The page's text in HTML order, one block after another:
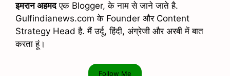
इमरान अहमदएक Blogger, के नाम से जाने जाते है.
Gulfindianews.com के Founder और Content
Strategy Head है. मैं उर्दू, हिंदी, अंग्रेजी और अरबी में बात
करता हूं।
Follow Me